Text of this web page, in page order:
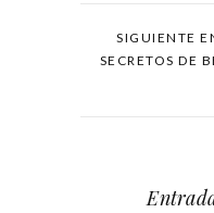
SIGUIENTE
SECRETOS DE